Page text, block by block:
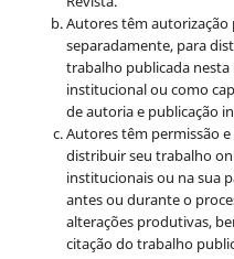
Autores têm
separadamente, para
trabalho publicada
institucional ou como
de autoria e publicação
Autores têm permissão
distribuir seu trabalho
institucionais ou na sua
antes ou durante o
alterações produtivas,
citação do trabalho